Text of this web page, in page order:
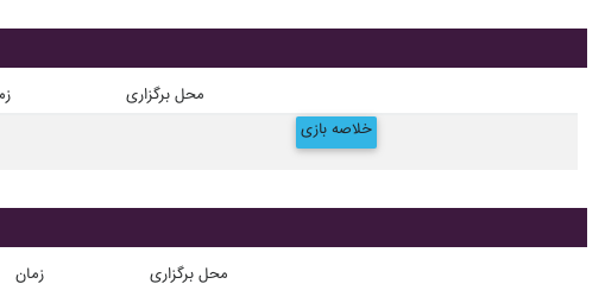
محل برگزاری
خلاصه بازی
زمان محل برگزاری